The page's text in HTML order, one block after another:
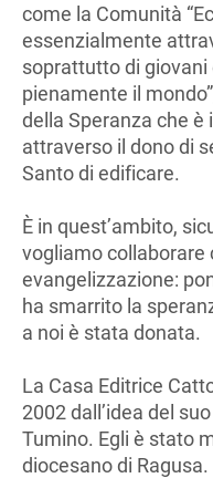
come la Comunità
essenzialmente
soprattutto di giovani
pienamente il
della Speranza che è
attraverso il dono di
Santo di edificare.
È in quest’ambito,
vogliamo collaborare
evangelizzazione:
ha smarrito la
a noi è stata donata.
La Casa Editrice
2002 dall’idea del
Tumino. Egli è stato
diocesano di Ragusa.